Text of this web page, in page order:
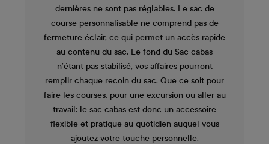
dernières ne sont pas réglables. Le sac de
course personnalisable ne comprend pas de
fermeture éclair, ce qui permet un accès rapide
au contenu du sac. Le fond du Sac cabas
n’étant pas stabilisé, vos affaires pourront
remplir chaque recoin du sac. Que ce soit pour
faire les courses, pour une excursion ou aller au
travail: le sac cabas est donc un accessoire
flexible et pratique au quotidien auquel vous
ajoutez votre touche personnelle.